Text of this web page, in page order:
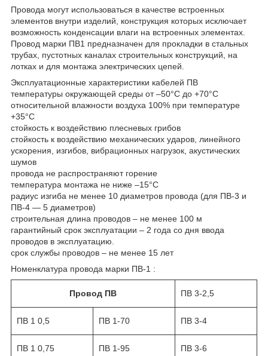
Провода могут использоваться в качестве встроенных
элементов внутри изделий, конструкция которых исключает
возможность конденсации влаги на встроенных элементах.
Провод марки ПВ1 предназначен для прокладки в стальных
трубах, пустотных каналах строительных конструкций, на
лотках и для монтажа электрических цепей.
Эксплуатационные характеристики кабелей ПВ
температуры окружающей среды от –50°С до +70°С
относительной влажности воздуха 100% при температуре
+35°С
стойкость к воздействию плесневых грибов
стойкость к воздействию механических ударов, линейного
ускорения, изгибов, вибрационных нагрузок, акустических
шумов
провода не распространяют горение
температура монтажа не ниже –15°С
радиус изгиба не менее 10 диаметров провода (для ПВ-3 и
ПВ-4 — 5 диаметров)
строительная длина проводов – не менее 100 м
гарантийный срок эксплуатации – 2 года со дня ввода
проводов в эксплуатацию.
срок службы проводов – не менее 15 лет
Номенклатура провода марки ПВ-1 :
Провод ПВ ПВ 3-2,5
ПВ 1 0,5 ПВ 1-70 ПВ 3-4
ПВ 1 0,75 ПВ 1-95 ПВ 3-6